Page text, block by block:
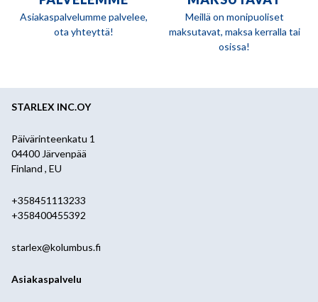
Asiakaspalvelumme palvelee,
ota yhteyttä!
Meillä on monipuoliset
maksutavat, maksa kerralla tai
osissa!
STARLEX INC.OY
Päivärinteenkatu 1
04400 Järvenpää
Finland , EU
+358451113233
+358400455392
starlex@kolumbus.fi
Asiakaspalvelu